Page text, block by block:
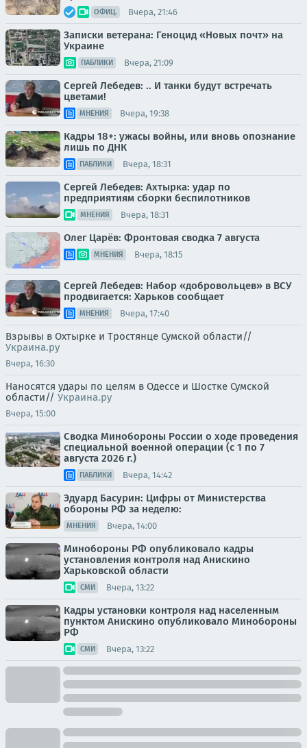
ОФИЦ. Вчера, 21:46
Записки ветерана: Геноцид «Новых почт» на
Украине
ПАБЛИКИ Вчера, 21:09
Сергей Лебедев: .. И танки будут встречать
цветами!
МНЕНИЯ Вчера, 19:38
Кадры 18+: ужасы войны, или вновь опознание
лишь по ДНК
ПАБЛИКИ Вчера, 18:31
Сергей Лебедев: Ахтырка: удар по
предприятиям сборки беспилотников
МНЕНИЯ Вчера, 18:31
Олег Царёв: Фронтовая сводка 7 августа
МНЕНИЯ Вчера, 18:15
Сергей Лебедев: Набор «добровольцев» в ВСУ
продвигается: Харьков сообщает
МНЕНИЯ Вчера, 17:40
Взрывы в Охтырке и Тростянце Сумской области//
Украина.ру
Вчера, 16:30
Наносятся удары по целям в Одессе и Шостке Сумской
области// Украина.ру
Вчера, 15:00
Сводка Минобороны России о ходе проведения
специальной военной операции (с 1 по 7
августа 2026 г.)
ПАБЛИКИ Вчера, 14:42
Эдуард Басурин: Цифры от Министерства
обороны РФ за неделю:
МНЕНИЯ Вчера, 14:00
Минобороны РФ опубликовало кадры
установления контроля над Анискино
Харьковской области
СМИ Вчера, 13:22
Кадры установки контроля над населенным
пунктом Анискино опубликовало Минобороны
РФ
СМИ Вчера, 13:22